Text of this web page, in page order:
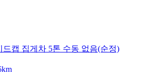
드캡 집게차 5톤 수동 없음(순정)